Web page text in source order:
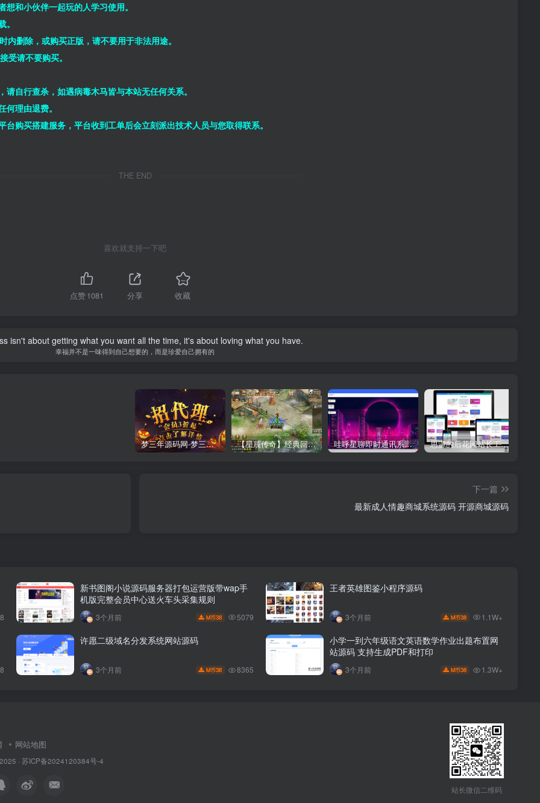
和小伙伴一起玩的人学习使用。
删除，或购买正版，请不要用于非法用途。
受请不要购买。
自行查杀，如遇病毒木马皆与本站无任何关系。
理由退费。
购买搭建服务，平台收到工单后会立刻派出技术人员与您取得联系。
THE END
喜欢就支持一下吧
点赞1081 分享 收藏
isn't about getting what you want all the time, it's about loving what you have.
幸福并不是一味得到自己想要的，而是珍爱自己拥有的
梦三年源码网-梦三年ym会员代理详情 【星辰传奇】经典回合制手游+安卓端+GM工具+详细搭建教程 哇呼星聊即时通讯系统源码 Android+iOS+PC三端 附教程 思源的后花园站长工具箱EMLOG模板源码
下一篇
最新成人情趣商城系统源码 开源商城源码
新书图阁小说源码服务器打包运营版带wap手
机版完整会员中心送火车头采集规则
3个月前 M币38 5079
王者英雄图鉴小程序源码
3个月前 M币38 1.1W+
许愿二级域名分发系统网站源码
3个月前 M币38 8365
小学一到六年级语文英语数学作业出题布置网
站源码 支持生成PDF和打印
3个月前 M币38 1.3W+
网站地图
· 苏ICP备2024120384号-4
站长微信二维码